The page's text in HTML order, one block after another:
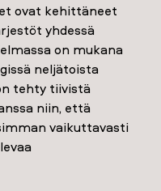
ovat kehittäneet
yhdessä
on mukana
neljätoista
tehty tiivistä
niin, että
vaikuttavasti